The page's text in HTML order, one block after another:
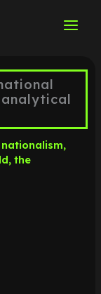
analytical
,
,the